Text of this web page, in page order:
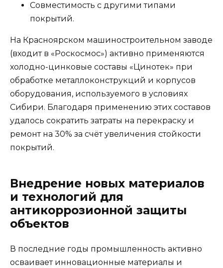
Совместимость с другими типами
покрытий.
На Красноярском машиностроительном заводе
(входит в «Роскосмос») активно применяются
холодно-цинковые составы «Цинотек» при
обработке металлоконструкций и корпусов
оборудования, используемого в условиях
Сибири. Благодаря применению этих составов
удалось сократить затраты на перекраску и
ремонт на 30% за счёт увеличения стойкости
покрытий.
Внедрение новых материалов
и технологий для
антикоррозионной защиты
объектов
В последние годы промышленность активно
осваивает инновационные материалы и